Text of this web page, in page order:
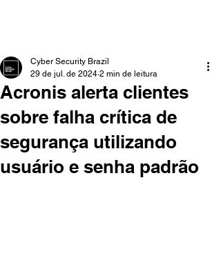
Acronis alerta clientes
sobre falha crítica de
segurança utilizando
usuário e senha padrão
Cyber Security Brazil
29 de jul. de 2024 2 min de leitura